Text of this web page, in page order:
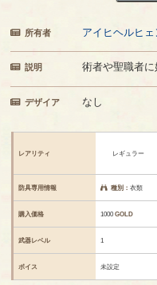
所有者 アイヒヘルヒ
説明 術者や聖職者に
デザイア なし
レアリティ レギュラー
防具専用情報 種別：衣類
購入価格 1000GOLD
武器レベル 1
ボイス 未設定